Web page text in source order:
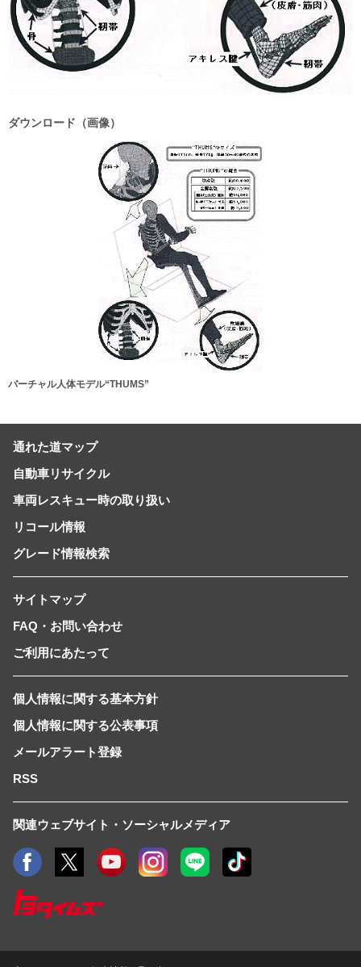
ダウンロード（画像）
バーチャル人体モデル“THUMS”
通れた道マップ
自動車リサイクル
車両レスキュー時の取り扱い
リコール情報
グレード情報検索
サイトマップ
FAQ・お問い合わせ
ご利用にあたって
個人情報に関する基本方針
個人情報に関する公表事項
メールアラート登録
RSS
関連ウェブサイト・ソーシャルメディア